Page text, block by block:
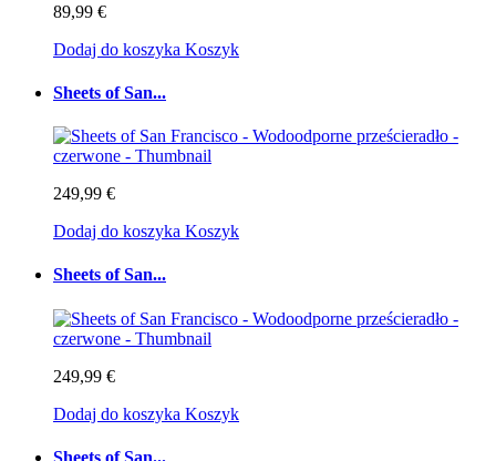
89,99 €
Dodaj do koszyka Koszyk
Sheets of San...
249,99 €
Dodaj do koszyka Koszyk
Sheets of San...
249,99 €
Dodaj do koszyka Koszyk
Sheets of San...